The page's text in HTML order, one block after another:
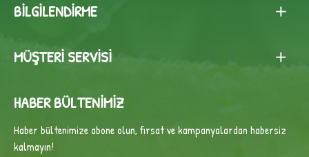
BILGILENDIRME
MÜŞTERI SERVISI
HABER BÜLTENIMIZ
Haber bültenimize abone olun, fırsat ve kampanyalardan habersiz
kalmayın!